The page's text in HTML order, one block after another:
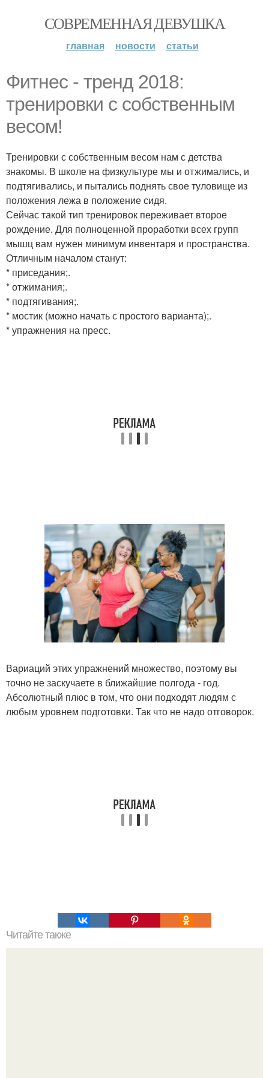
СОВРЕМЕННАЯ ДЕВУШКА
главная новости статьи
Фитнес - тренд 2018:
тренировки с собственным
весом!
Тренировки с собственным весом нам с детства
знакомы. В школе на физкультуре мы и отжимались, и
подтягивались, и пытались поднять свое туловище из
положения лежа в положение сидя.
Сейчас такой тип тренировок переживает второе
рождение. Для полноценной проработки всех групп
мышц вам нужен минимум инвентаря и пространства.
Отличным началом станут:
* приседания;.
* отжимания;.
* подтягивания;.
* мостик (можно начать с простого варианта);.
* упражнения на пресс.
Вариаций этих упражнений множество, поэтому вы
точно не заскучаете в ближайшие полгода - год.
Абсолютный плюс в том, что они подходят людям с
любым уровнем подготовки. Так что не надо отговорок.
Читайте также